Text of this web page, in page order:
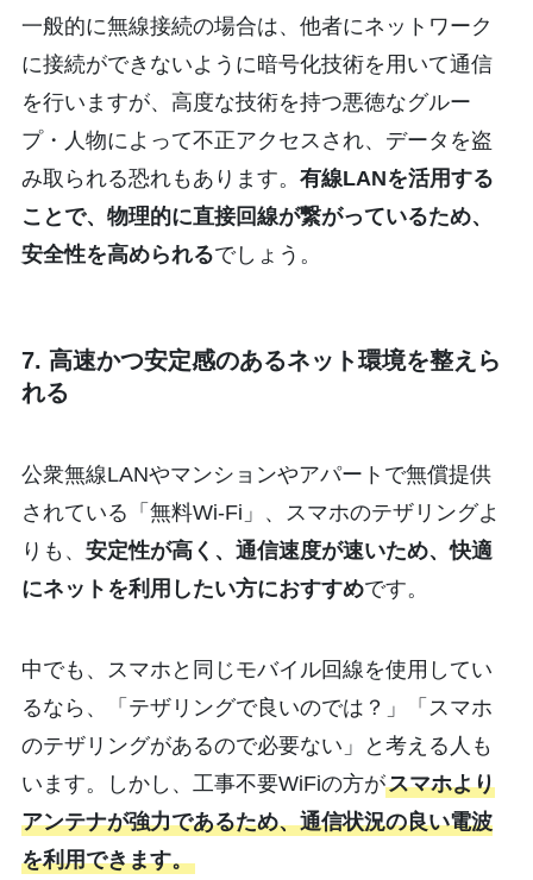
一般的に無線接続の場合は、他者にネットワーク
に接続ができないように暗号化技術を用いて通信
を行いますが、高度な技術を持つ悪徳なグルー
プ・人物によって不正アクセスされ、データを盗
み取られる恐れもあります。 有線LANを活用する
ことで、物理的に直接回線が繋がっているため、
安全性を高められるでしょう。
7. 高速かつ安定感のあるネット環境を整えら
れる
公衆無線LANやマンションやアパートで無償提供
されている「無料Wi-Fi」、スマホのテザリングよ
りも、 安定性が高く、通信速度が速いため、快適
にネットを利用したい方におすすめです。
中でも、スマホと同じモバイル回線を使用してい
るなら、「テザリングで良いのでは？」「スマホ
のテザリングがあるので必要ない」と考える人も
います。しかし、工事不要WiFiの方がスマホより
アンテナが強力であるため、通信状況の良い電波
を利用できます。